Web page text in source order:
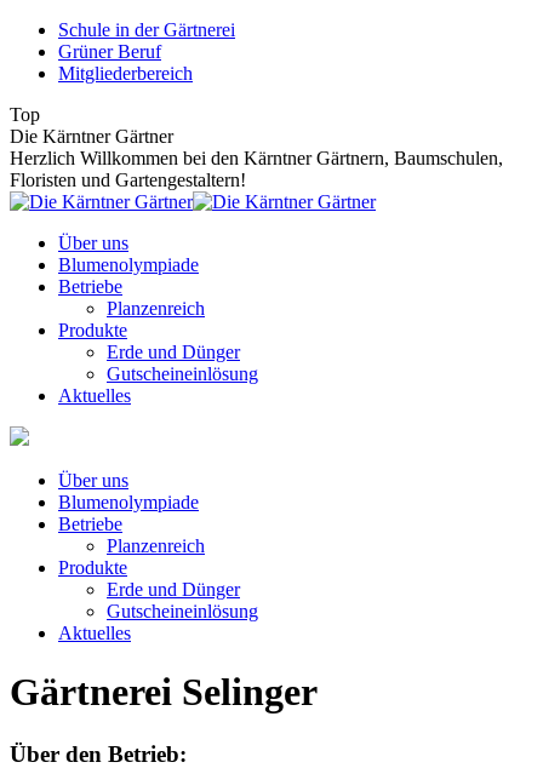
Zum
Inhalt
springen
Schule in der Gärtnerei
Grüner Beruf
Mitgliederbereich
Top
Die Kärntner Gärtner
Herzlich Willkommen bei den Kärntner Gärtnern, Baumschulen,
Floristen und Gartengestaltern!
Über uns
Blumenolympiade
Betriebe
Planzenreich
Produkte
Erde und Dünger
Gutscheineinlösung
Aktuelles
Über uns
Blumenolympiade
Betriebe
Planzenreich
Produkte
Erde und Dünger
Gutscheineinlösung
Aktuelles
Gärtnerei Selinger
Über den Betrieb: